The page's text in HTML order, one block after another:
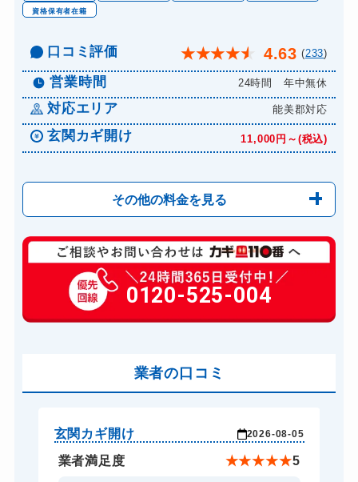
資格保有者在籍
口コミ評価 ★★★★★ 4.63 (233)
営業時間 24時間 年中無休
対応エリア 能美郡対応
玄関カギ開け 11,000円～(税込)
その他の料金を見る
玄関カギ修理 6,600円～(税込)
玄関カギ交換 14,300円～(税込)
車カギ開け 13,200円～(税込)
ドアノブカギ開け 10,780円～(税込)
ドアノブカギ交換 11,000円～(税込)
0120-525-004
業者の口コミ
玄関カギ開け 2026-08-05
業者満足度 ★★★★★5